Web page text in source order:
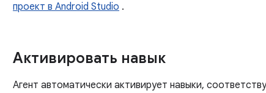
проект в Android Studio .
Активировать навык
Агент автоматически активирует навыки,